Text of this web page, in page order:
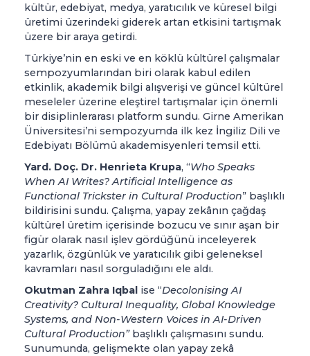
kültür, edebiyat, medya, yaratıcılık ve küresel bilgi
üretimi üzerindeki giderek artan etkisini tartışmak
üzere bir araya getirdi.
Türkiye’nin en eski ve en köklü kültürel çalışmalar
sempozyumlarından biri olarak kabul edilen
etkinlik, akademik bilgi alışverişi ve güncel kültürel
meseleler üzerine eleştirel tartışmalar için önemli
bir disiplinlerarası platform sundu. Girne Amerikan
Üniversitesi’ni sempozyumda ilk kez İngiliz Dili ve
Edebiyatı Bölümü akademisyenleri temsil etti.
Yard. Doç. Dr. Henrieta Krupa, “Who Speaks
When AI Writes? Artificial Intelligence as
Functional Trickster in Cultural Production” başlıklı
bildirisini sundu. Çalışma, yapay zekânın çağdaş
kültürel üretim içerisinde bozucu ve sınır aşan bir
figür olarak nasıl işlev gördüğünü inceleyerek
yazarlık, özgünlük ve yaratıcılık gibi geleneksel
kavramları nasıl sorguladığını ele aldı.
Okutman Zahra Iqbal ise “Decolonising AI
Creativity? Cultural Inequality, Global Knowledge
Systems, and Non-Western Voices in AI-Driven
Cultural Production”başlıklı çalışmasını sundu.
Sunumunda, gelişmekte olan yapay zekâ